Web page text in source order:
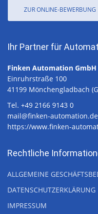
ZUR ONLINE-BEWERBUNG
Ihr Partner für
Finken Automation GmbH
Einruhrstraße 100
41199 Mönchengladbach
Tel. +49 2166 9143 0
mail@finken-automation.de
https://www.finken-
Rechtliche
ALLGEMEINE
DATENSCHUTZERKLÄRUNG
IMPRESSUM